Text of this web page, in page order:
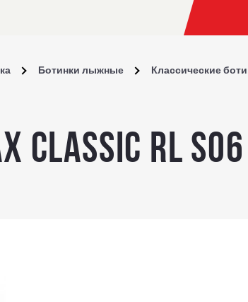
Ботинки лыжные Классические
CLASSIC RL